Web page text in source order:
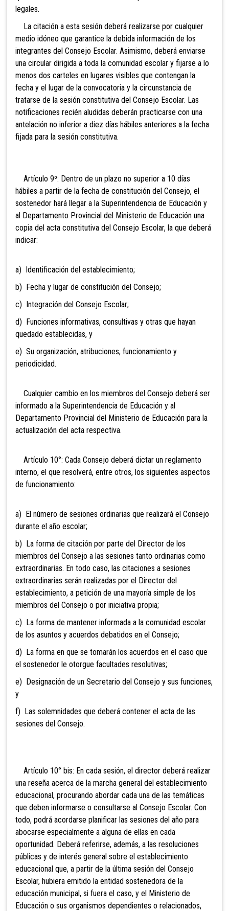
legales.
La citación a esta sesión deberá realizarse por cualquier
medio idóneo que garantice la debida información de los
integrantes del Consejo Escolar. Asimismo, deberá enviarse
una circular dirigida a toda la comunidad escolar y fijarse a lo
menos dos carteles en lugares visibles que contengan la
fecha y el lugar de la convocatoria y la circunstancia de
tratarse de la sesión constitutiva del Consejo Escolar. Las
notificaciones recién aludidas deberán practicarse con una
antelación no inferior a diez días hábiles anteriores a la fecha
fijada para la sesión constitutiva.
Artículo 9º: Dentro de un plazo no superior a 10 días
hábiles a partir de la fecha de constitución del Consejo, el
sostenedor hará llegar a la Superintendencia de Educación y
al Departamento Provincial del Ministerio de Educación una
copia del acta constitutiva del Consejo Escolar, la que deberá
indicar:
a) Identificación del establecimiento;
b) Fecha y lugar de constitución del Consejo;
c) Integración del Consejo Escolar;
d) Funciones informativas, consultivas y otras que hayan
quedado establecidas, y
e) Su organización, atribuciones, funcionamiento y
periodicidad.
Cualquier cambio en los miembros del Consejo deberá ser
informado a la Superintendencia de Educación y al
Departamento Provincial del Ministerio de Educación para la
actualización del acta respectiva.
Artículo 10°: Cada Consejo deberá dictar un reglamento
interno, el que resolverá, entre otros, los siguientes aspectos
de funcionamiento:
a) El número de sesiones ordinarias que realizará el Consejo
durante el año escolar;
b) La forma de citación por parte del Director de los
miembros del Consejo a las sesiones tanto ordinarias como
extraordinarias. En todo caso, las citaciones a sesiones
extraordinarias serán realizadas por el Director del
establecimiento, a petición de una mayoría simple de los
miembros del Consejo o por iniciativa propia;
c) La forma de mantener informada a la comunidad escolar
de los asuntos y acuerdos debatidos en el Consejo;
d) La forma en que se tomarán los acuerdos en el caso que
el sostenedor le otorgue facultades resolutivas;
e) Designación de un Secretario del Consejo y sus funciones,
y
f) Las solemnidades que deberá contener el acta de las
sesiones del Consejo.
Artículo 10° bis: En cada sesión, el director deberá realizar
una reseña acerca de la marcha general del establecimiento
educacional, procurando abordar cada una de las temáticas
que deben informarse o consultarse al Consejo Escolar. Con
todo, podrá acordarse planificar las sesiones del año para
abocarse especialmente a alguna de ellas en cada
oportunidad. Deberá referirse, además, a las resoluciones
públicas y de interés general sobre el establecimiento
educacional que, a partir de la última sesión del Consejo
Escolar, hubiera emitido la entidad sostenedora de la
educación municipal, si fuera el caso, y el Ministerio de
Educación o sus organismos dependientes o relacionados,